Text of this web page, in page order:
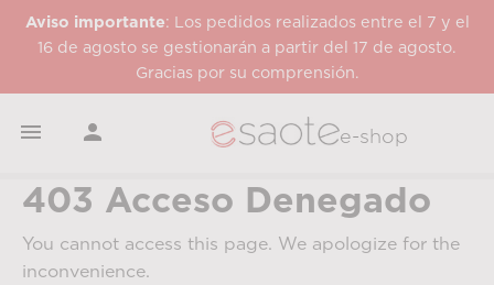
Aviso importante: Los pedidos realizados entre el 7 y el
16 de agosto se gestionarán a partir del 17 de agosto.
Gracias por su comprensión.
  e-shop
403 Acceso Denegado
You cannot access this page. We apologize for the
inconvenience.